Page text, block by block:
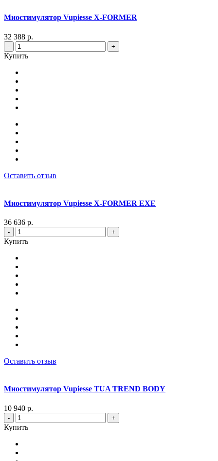
Миостимулятор Vupiesse X-FORMER
32 388 р.
- +
Купить
Оставить отзыв
Миостимулятор Vupiesse X-FORMER EXE
36 636 р.
- +
Купить
Оставить отзыв
Миостимулятор Vupiesse TUA TREND BODY
10 940 р.
- +
Купить